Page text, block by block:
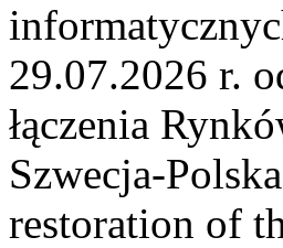
29.07.2026 r.
łączenia
Szwecja-
restoration of